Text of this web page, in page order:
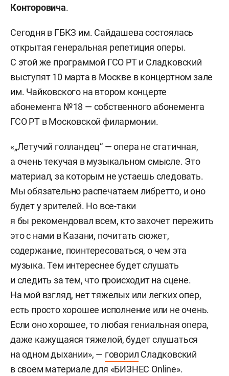
Конторовича.
Сегодня в ГБКЗ им. Сайдашева состоялась
открытая генеральная репетиция оперы.
С этой же программой ГСО РТ и Сладковский
выступят 10 марта в Москве в концертном зале
им. Чайковского на втором концерте
абонемента №18 — собственного абонемента
ГСО РТ в Московской филармонии.
«„Летучий голландец“ — опера не статичная,
а очень текучая в музыкальном смысле. Это
материал, за которым не устаешь следовать.
Мы обязательно распечатаем либретто, и оно
будет у зрителей. Но все-таки
я бы рекомендовал всем, кто захочет пережить
это с нами в Казани, почитать сюжет,
содержание, поинтересоваться, о чем эта
музыка. Тем интереснее будет слушать
и следить за тем, что происходит на сцене.
На мой взгляд, нет тяжелых или легких опер,
есть просто хорошее исполнение или не очень.
Если оно хорошее, то любая гениальная опера,
даже кажущаяся тяжелой, будет слушаться
на одном дыхании», — говорил Сладковский
в своем материале для «БИЗНЕС Online».